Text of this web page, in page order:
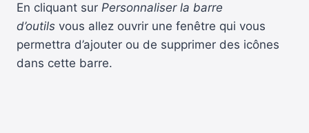
En cliquant sur Personnaliser la barre
d’outils vous allez ouvrir une fenêtre qui vous
permettra d’ajouter ou de supprimer des icônes
dans cette barre.